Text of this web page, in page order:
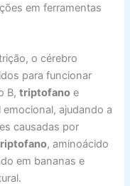
em ferramentas
o cérebro
para funcionar
B,triptofano e
ajudando a
causadas por
, aminoácido
em bananas e